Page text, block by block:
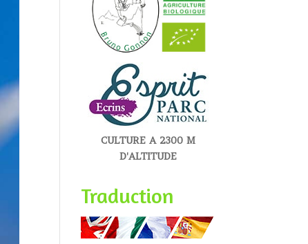
CULTURE A 2300 M
D'ALTITUDE
Traduction